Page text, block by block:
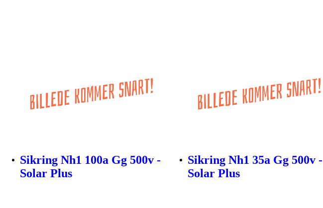
Sikring Nh1 100a Gg 500v -
Solar Plus
Sikring Nh1 35a Gg 500v -
Solar Plus